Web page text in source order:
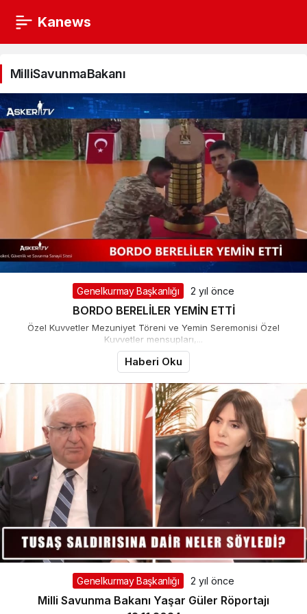
Kanews
MilliSavunmaBakanı
Haberleri
MilliSavunmaBakanı
Genelkurmay Başkanlığı 2 yıl önce
BORDO BERELİLER YEMİN ETTİ
Özel Kuvvetler Mezuniyet Töreni ve Yemin Seremonisi Özel
Kuvvetler mensupları,...
Haberi Oku
Genelkurmay Başkanlığı 2 yıl önce
Milli Savunma Bakanı Yaşar Güler Röportajı